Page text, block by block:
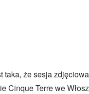
taka, że sesja
Cinque Terre we